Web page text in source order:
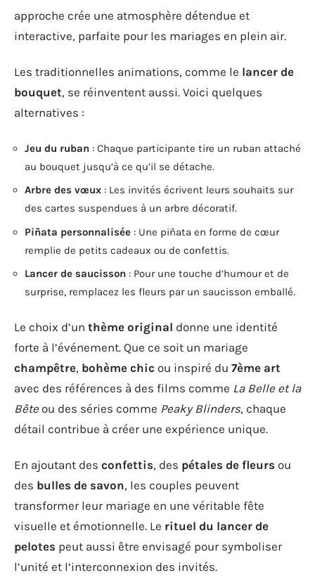
approche crée une atmosphère détendue et
interactive, parfaite pour les mariages en plein air.
Les traditionnelles animations, comme le lancer de
bouquet, se réinventent aussi. Voici quelques
alternatives :
Jeu du ruban : Chaque participante tire un ruban attaché
au bouquet jusqu’à ce qu’il se détache.
Arbre des vœux : Les invités écrivent leurs souhaits sur
des cartes suspendues à un arbre décoratif.
Piñata personnalisée : Une piñata en forme de cœur
remplie de petits cadeaux ou de confettis.
Lancer de saucisson : Pour une touche d’humour et de
surprise, remplacez les fleurs par un saucisson emballé.
Le choix d’un thème original donne une identité
forte à l’événement. Que ce soit un mariage
champêtre, bohème chic ou inspiré du 7ème art
avec des références à des films comme La Belle et la
Bête ou des séries comme Peaky Blinders, chaque
détail contribue à créer une expérience unique.
En ajoutant des confettis, des pétales de fleurs ou
des bulles de savon, les couples peuvent
transformer leur mariage en une véritable fête
visuelle et émotionnelle. Le rituel du lancer de
pelotes peut aussi être envisagé pour symboliser
l’unité et l’interconnexion des invités.